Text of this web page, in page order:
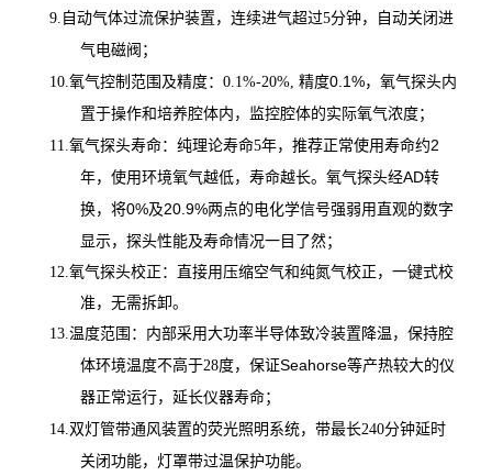
9. 自动气体过流保护装置，连续进气超过5分钟，自动关闭进
气电磁阀；
10.氧气控制范围及精度：0.1%-20%, 精度0.1%，氧气探头内
置于操作和培养腔体内，监控腔体的实际氧气浓度；
11.氧气探头寿命：纯理论寿命5年，推荐正常使用寿命约2
年，使用环境氧气越低，寿命越长。氧气探头经AD转
换，将0%及20.9%两点的电化学信号强弱用直观的数字
显示，探头性能及寿命情况一目了然；
12.氧气探头校正：直接用压缩空气和纯氮气校正，一键式校
准，无需拆卸。
13.温度范围：内部采用大功率半导体致冷装置降温，保持腔
体环境温度不高于28度，保证Seahorse等产热较大的仪
器正常运行，延长仪器寿命；
14.双灯管带通风装置的荧光照明系统，带最长240分钟延时
关闭功能，灯罩带过温保护功能。